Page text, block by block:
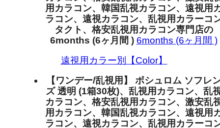
用カラコン、韓国乱視カラコン、遠視用
ラコン、遠視カラコン、乱視用カラーコ
タクト、格安乱視用カラコン専門店の
6months (6ヶ月間 ) 6months (6ヶ月間 )
遠視用カラー別【Color】
【ワンデー/乱視用】 ボシュロム ソフレ
ズ 透明 (1箱30枚)、乱視用カラコン、乱
カラコン、格安乱視用カラコン、激安乱
用カラコン、韓国乱視カラコン、遠視用
ラコン、遠視カラコン、乱視用カラーコ